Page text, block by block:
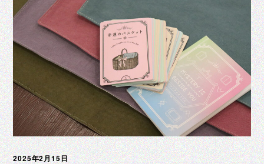
2025年2月15日